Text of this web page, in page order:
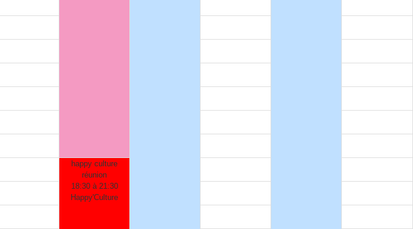
happy culture
réunion
18:30 à 21:30
Happy'Culture